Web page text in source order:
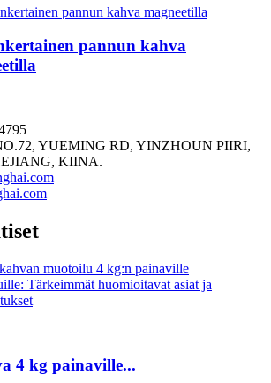
pannun kahva
YUEMING RD, YINZHOUN PIIRI,
KIINA.
4 kg painaville...